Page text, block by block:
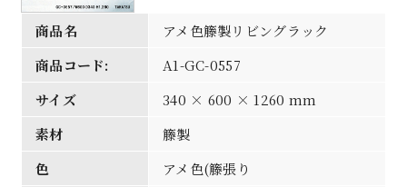
商品名
アメ色籐製リビングラック
商品コード:
A1-GC-0557
サイズ
340 × 600 × 1260 mm
素材
籐製
色
アメ色(籐張り